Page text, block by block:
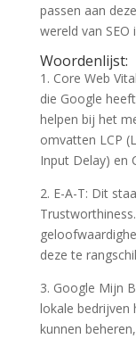
passen aan
wereld van SEO
Woordenlijst:
1. Core Web
die Google
helpen bij het
omvatten LCP
Input Delay) en
2. E-A-T: Dit
deze te
3. Google Mijn
lokale bedrijven
kunnen